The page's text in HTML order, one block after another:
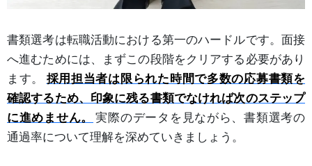
書類選考は転職活動における第一のハードルです。面接
へ進むためには、まずこの段階をクリアする必要があり
ます。
採用担当者は限られた時間で多数の応募書類を
確認するため、印象に残る書類でなければ次のステップ
に進めません。
実際のデータを見ながら、書類選考の
通過率について理解を深めていきましょう。